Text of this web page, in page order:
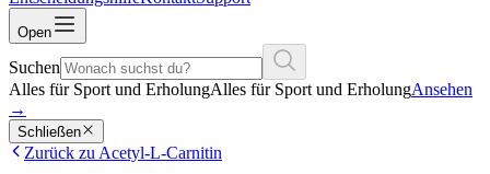
Open
Suchen
Alles für Sport und ErholungAlles für Sport und ErholungAnsehen
→
Schließen
Zurück zu Acetyl-L-Carnitin